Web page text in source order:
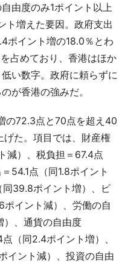
由度のみ1ポイント以上
ト増えた要因。政府支出
ポイント増の18.0％とわ
占めており、香港はほか
い数字。政府に頼らずに
が香港の強みだ。
の72.3点と70点を超え40
た。項目では、財産権
減）、税負担＝67.4点
54.1点（同1.8ポイント
39.8ポイント増）、ビ
ポイント減）、労働の自
）、通貨の自由度
（同2.4ポイント増）、
イント減）、投資の自由